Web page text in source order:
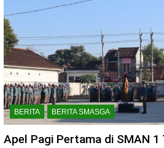
SMA Negeri 1 Tenggarang
Best Santri” pada Pesrom
Lembaga dan Aksi Sosial
Pramuka bersama Warga
BERITA BERITA SMASGA
Apel Pagi Pertama di SMAN 1